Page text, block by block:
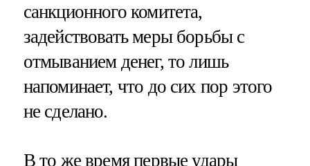
санкционного комитета,
задействовать меры борьбы с
отмыванием денег, то лишь
напоминает, что до сих пор этого
не сделано.
В то же время первые удары